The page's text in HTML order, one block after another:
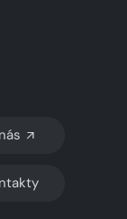
TMAVÝ REŽIM